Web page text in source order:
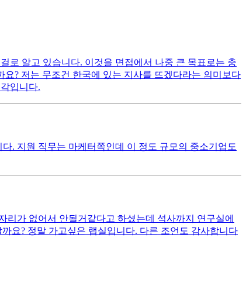
로 알고 있습니다. 이것을 면접에서 나중 큰 목표로는 충
? 저는 무조건 한국에 있는 지사를 뜨겠다라는 의미보다
입니다.
. 지원 직무는 마케터쪽인데 이 정도 규모의 중소기업도
가 없어서 안될거같다고 하셨는데 석사까지 연구실에
요? 정말 가고싶은 랩실입니다. 다른 조언도 감사합니다